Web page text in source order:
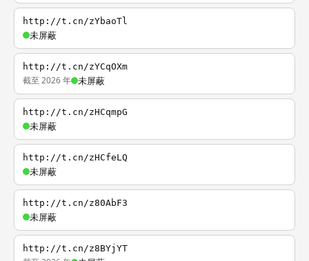
http://t.cn/zYbaoTl
未屏蔽
http://t.cn/zYCqOXm
截至 2026 年 未屏蔽
http://t.cn/zHCqmpG
未屏蔽
http://t.cn/zHCfeLQ
未屏蔽
http://t.cn/z80AbF3
未屏蔽
http://t.cn/z8BYjYT